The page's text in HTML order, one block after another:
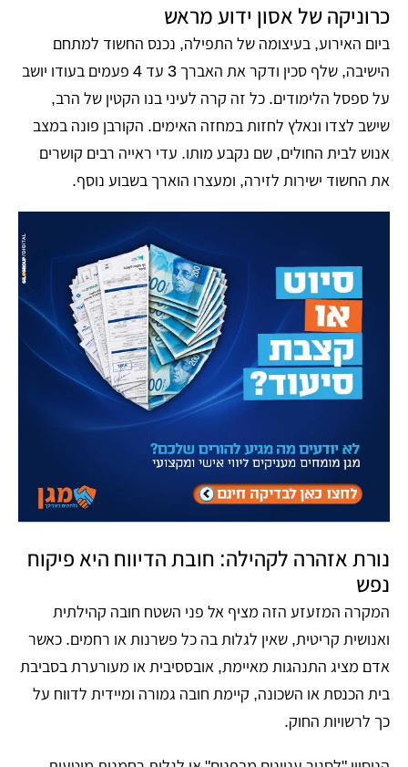
כרוניקה של אסון ידוע מראש
ביום האירוע, בעיצומה של התפילה, נכנס החשוד למתחם
הישיבה, שלף סכין ודקר את האברך 3 עד 4 פעמים בעודו יושב
על ספסל הלימודים. כל זה קרה לעיני בנו הקטין של הרב,
שישב לצדו ונאלץ לחזות במחזה האימים. הקורבן פונה במצב
אנוש לבית החולים, שם נקבע מותו. עדי ראייה רבים קושרים
את החשוד ישירות לזירה, ומעצרו הוארך בשבוע נוסף.
נורת אזהרה לקהילה: חובת הדיווח היא פיקוח
נפש
המקרה המזעזע הזה מציף אל פני השטח חובה קהילתית
ואנושית קריטית, שאין לגלות בה כל פשרנות או רחמים. כאשר
אדם מציג התנהגות מאיימת, אובססיבית או מעורערת בסביבת
בית הכנסת או השכונה, קיימת חובה גמורה ומיידית לדווח על
כך לרשויות החוק.